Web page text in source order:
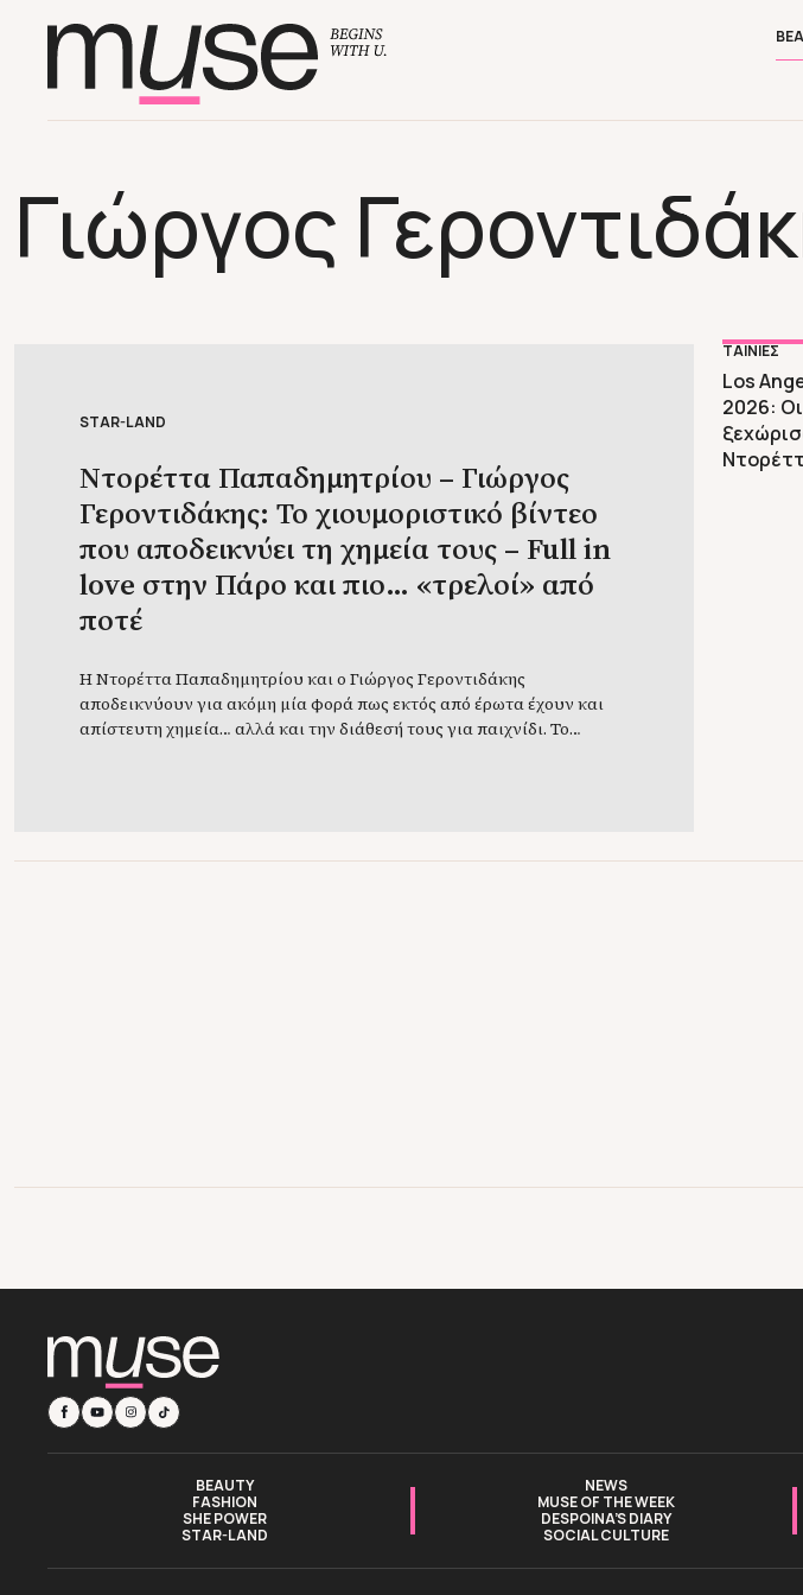
Γιώργος
STAR-LAND
Ντορέττα Παπαδημητρίου – Γιώργος
Γεροντιδάκης: Το χιουμοριστικό βίντεο
που αποδεικνύει τη χημεία τους – Full in
love στην Πάρο και πιο… «τρελοί» από
ποτέ
Η Ντορέττα Παπαδημητρίου και ο Γιώργος Γεροντιδάκης
αποδεικνύουν για ακόμη μία φορά πως εκτός από έρωτα έχουν και
απίστευτη χημεία… αλλά και την διάθεσή τους για παιχνίδι. Το
ΤΑΙΝΙΕΣ
Los
2026: Οι
BEAUTY
FASHION
SHE POWER
STAR-LAND
NEWS
MUSE OF THE WEEK
DESPOINA’S DIARY
SOCIAL CULTURE